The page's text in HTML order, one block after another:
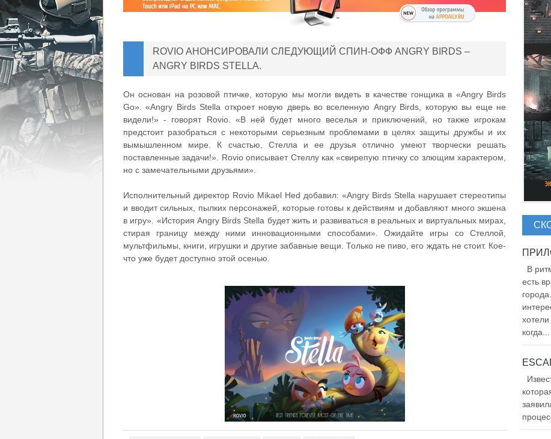
ROVIO АНОНСИРОВАЛИ СЛЕДУЮЩИЙ СПИН-ОФФ ANGRY BIRDS –
ANGRY BIRDS STELLA.
Он основан на розовой птичке, которую мы могли видеть в качестве гонщика в «Angry Birds
Go». «Angry Birds Stella откроет новую дверь во вселенную Angry Birds, которую вы еще не
видели!» - говорят Rovio. «В ней будет много веселья и приключений, но также игрокам
предстоит разобраться с некоторыми серьезным проблемами в целях защиты дружбы и их
вымышленном мире. К счастью, Стелла и ее друзья отлично умеют творчески решать
поставленные задачи!». Rovio описывает Стеллу как «свирепую птичку со злющим характером,
но с замечательными друзьями».
Исполнительный директор Rovio Mikael Hed добавил: «Angry Birds Stella нарушает стереотипы
и вводит сильных, пылких персонажей, которые готовы к действиям и добавляют много экшена
в игру». «История Angry Birds Stella будет жить и развиваться в реальных и виртуальных мирах,
стирая границу между ними инновационными способами». Ожидайте игры со Стеллой,
мультфильмы, книги, игрушки и другие забавные вещи. Только не пиво, его ждать не стоит. Кое-
что уже будет доступно этой осенью.
В
есть
хотели
когда...